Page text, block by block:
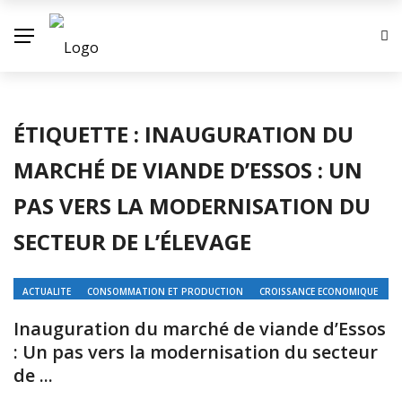
ÉTIQUETTE : INAUGURATION DU
MARCHÉ DE VIANDE D’ESSOS : UN
PAS VERS LA MODERNISATION DU
SECTEUR DE L’ÉLEVAGE
ACTUALITE CONSOMMATION ET PRODUCTION
CROISSANCE ECONOMIQUE
Inauguration du marché de viande d’Essos
: Un pas vers la modernisation du secteur
de ...